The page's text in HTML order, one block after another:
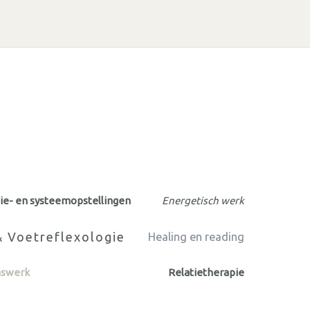
en systeemopstellingen Energetisch werk
Voetreflexologie Healing en reading
Relatietherapie